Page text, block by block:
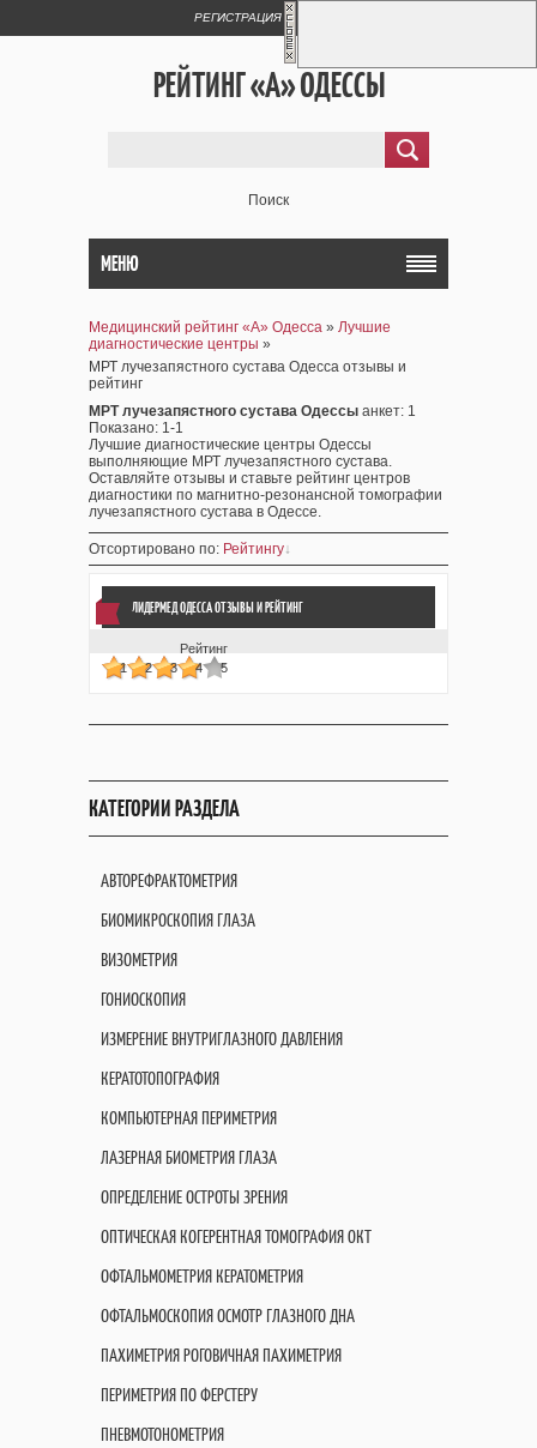
РЕГИСТРАЦИЯ
РЕЙТИНГ «А» ОДЕССЫ
Поиск
МЕНЮ
Медицинский рейтинг «А» Одесса » Лучшие
диагностические центры »
МРТ лучезапястного сустава Одесса отзывы и
рейтинг
МРТ лучезапястного сустава Одессы анкет: 1
Показано: 1-1
Лучшие диагностические центры Одессы
выполняющие МРТ лучезапястного сустава.
Оставляйте отзывы и ставьте рейтинг центров
диагностики по магнитно-резонансной томографии
лучезапястного сустава в Одессе.
Отсортировано по: Рейтингу
ЛИДЕРМЕД ОДЕССА ОТЗЫВЫИ РЕЙТИНГ
Рейтинг
1
2 3 4 5
КАТЕГОРИИ РАЗДЕЛА
АВТОРЕФРАКТОМЕТРИЯ
БИОМИКРОСКОПИЯ ГЛАЗА
ВИЗОМЕТРИЯ
ГОНИОСКОПИЯ
ИЗМЕРЕНИЕ ВНУТРИГЛАЗНОГО ДАВЛЕНИЯ
КЕРАТОТОПОГРАФИЯ
КОМПЬЮТЕРНАЯ ПЕРИМЕТРИЯ
ЛАЗЕРНАЯ БИОМЕТРИЯ ГЛАЗА
ОПРЕДЕЛЕНИЕ ОСТРОТЫ ЗРЕНИЯ
ОПТИЧЕСКАЯ КОГЕРЕНТНАЯ ТОМОГРАФИЯ OКT
ОФТАЛЬМОМЕТРИЯ КЕРАТОМЕТРИЯ
ОФТАЛЬМОСКОПИЯ ОСМОТР ГЛАЗНОГО ДНА
ПАХИМЕТРИЯ РОГОВИЧНАЯ ПАХИМЕТРИЯ
ПЕРИМЕТРИЯ ПО ФЕРСТЕРУ
ПНЕВМОТОНОМЕТРИЯ